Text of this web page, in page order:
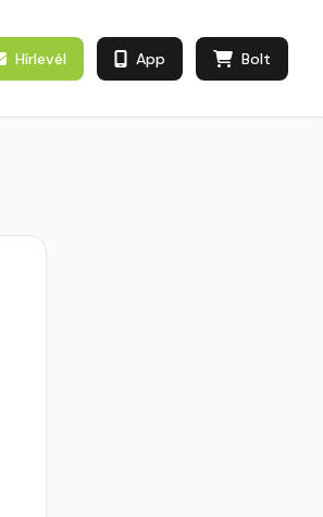
Hírlevél App Bolt